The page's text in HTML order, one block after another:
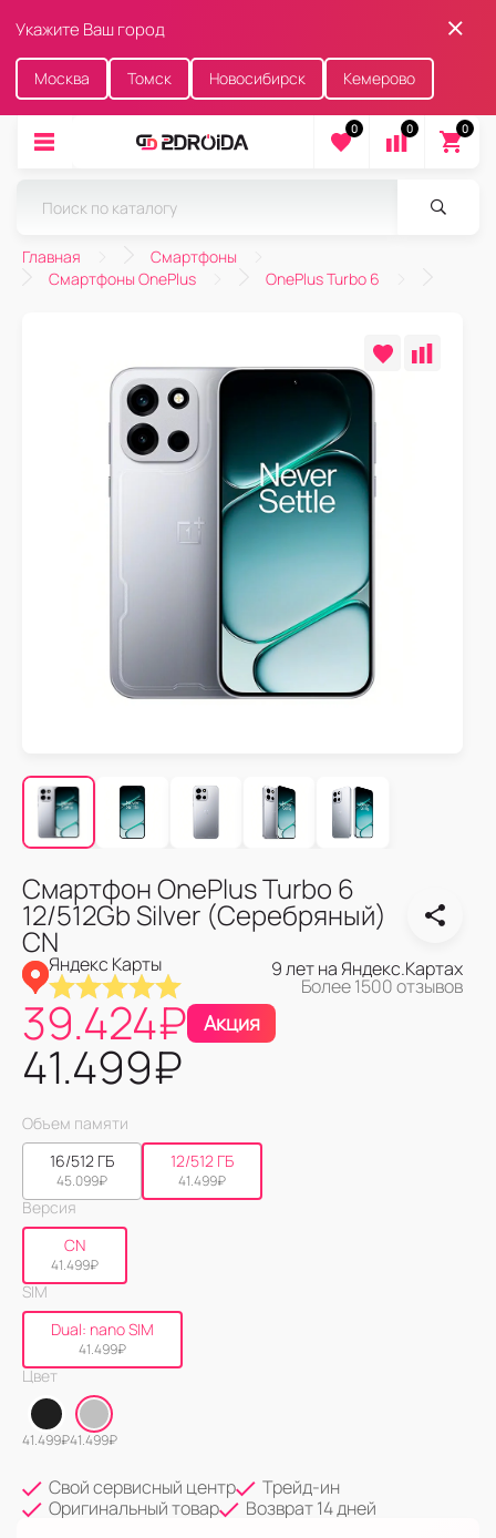
Укажите Ваш город
Москва Томск Новосибирск Кемерово
0 0 0
Главная
Смартфоны
Смартфоны OnePlus
OnePlus Turbo 6
Смартфон OnePlus Turbo 6
12/512Gb Silver (Серебряный)
CN
Яндекс Карты 9 лет на Яндекс.Картах
Более 1500 отзывов
39.424₽ Акция
41.499₽
Объем памяти
16/512 ГБ
45.099₽
12/512 ГБ
41.499₽
Версия
CN
41.499₽
SIM
Dual: nano SIM
41.499₽
Цвет
41.499₽41.499₽
Свой сервисный центр
Трейд-ин
Оригинальный товар
Возврат 14 дней